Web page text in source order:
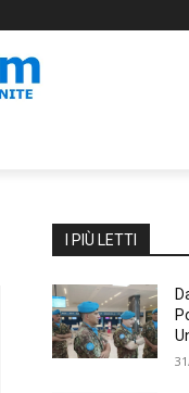
I PIÙ LETTI